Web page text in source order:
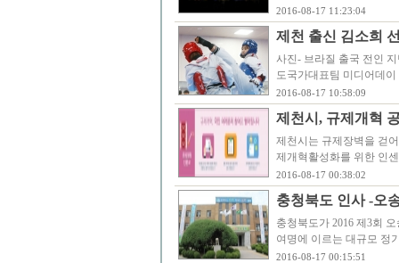
2016-08-17 11:23:04
제천 출신 김소희
사진- 브라질 출국 전인
도국가대표팀 미디어데
2016-08-17 10:58:09
제천시, 규제개혁
제천시는 규제장벽을 걷
제개혁활성화를 위한 인
2016-08-17 00:38:02
충청북도 인사 -오
충청북도가 2016 제3회
여명에 이르는 대규모 정
2016-08-17 00:15:51